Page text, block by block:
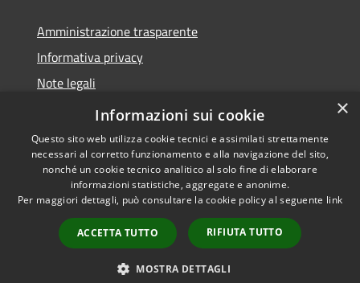
Amministrazione trasparente
Informativa privacy
Note legali
Dichiarazione di accessibilità
Accessibilità
Copyright © 2026 • Comune di
Geraci Siculo • Powered by
Municipium•
Accesso
redazione
×
Informazioni sui cookie
Questo sito web utilizza cookie tecnici e assimilati strettamente
necessari al corretto funzionamento e alla navigazione del sito,
nonché un cookie tecnico analitico al solo fine di elaborare
informazioni statistiche, aggregate e anonime.
Per maggiori dettagli, può consultare la cookie policy al seguente link
ACCETTA TUTTO RIFIUTA TUTTO
MOSTRA DETTAGLI